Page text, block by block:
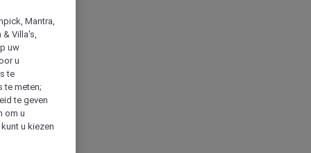
Mantra,
& Villa's,
uw
u
te
te meten;
te geven
om u
u kiezen